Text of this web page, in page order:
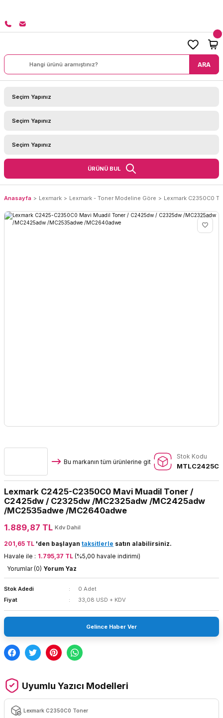
ARA
ÜRÜNÜ BUL
Anasayfa Lexmark Lexmark - Toner Modeline Göre Lexmark C2350C0
Bu markanın tüm ürünlerine git
Stok Kodu
MTLC2425C
Lexmark C2425-C2350C0 Mavi Muadil Toner /
C2425dw / C2325dw /MC2325adw /MC2425adw
/MC2535adwe /MC2640adwe
1.889,87 TL Kdv Dahil
201,65 TL 'den başlayan taksitlerle satın alabilirsiniz.
Havale ile : 1.795,37 TL (%5,00 havale indirimi)
Yorumlar (0) Yorum Yaz
Stok Adedi
0 Adet
Fiyat
33,08 USD + KDV
Gelince Haber Ver
Uyumlu Yazıcı Modelleri
Lexmark C2350C0 Toner